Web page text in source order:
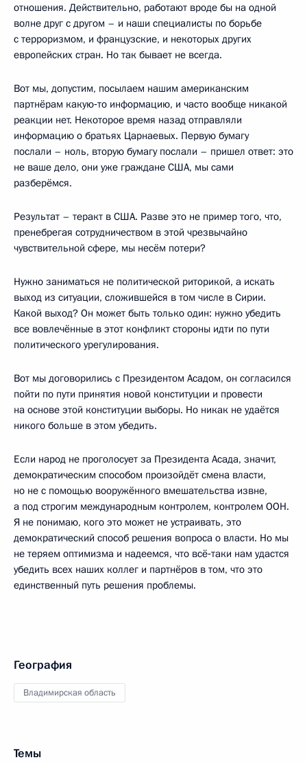
отношения. Действительно, работают вроде бы на одной
волне друг с другом – и наши специалисты по борьбе
с терроризмом, и французские, и некоторых других
европейских стран. Но так бывает не всегда.
Вот мы, допустим, посылаем нашим американским
партнёрам какую‑то информацию, и часто вообще никакой
реакции нет. Некоторое время назад отправляли
информацию о братьях Царнаевых. Первую бумагу
послали – ноль, вторую бумагу послали – пришел ответ: это
не ваше дело, они уже граждане США, мы сами
разберёмся.
Результат – теракт в США. Разве это не пример того, что,
пренебрегая сотрудничеством в этой чрезвычайно
чувствительной сфере, мы несём потери?
Нужно заниматься не политической риторикой, а искать
выход из ситуации, сложившейся в том числе в Сирии.
Какой выход? Он может быть только один: нужно убедить
все вовлечённые в этот конфликт стороны идти по пути
политического урегулирования.
Вот мы договорились с Президентом Асадом, он согласился
пойти по пути принятия новой конституции и провести
на основе этой конституции выборы. Но никак не удаётся
никого больше в этом убедить.
Если народ не проголосует за Президента Асада, значит,
демократическим способом произойдёт смена власти,
но не с помощью вооружённого вмешательства извне,
а под строгим международным контролем, контролем ООН.
Я не понимаю, кого это может не устраивать, это
демократический способ решения вопроса о власти. Но мы
не теряем оптимизма и надеемся, что всё‑таки нам удастся
убедить всех наших коллег и партнёров в том, что это
единственный путь решения проблемы.
География
Владимирская область
Темы